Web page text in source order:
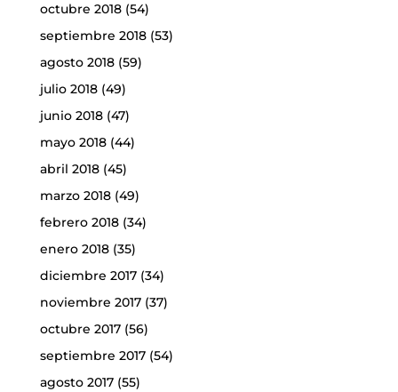
octubre 2018(54)
septiembre 2018(53)
agosto 2018(59)
julio 2018(49)
junio 2018(47)
mayo 2018(44)
abril 2018(45)
marzo 2018(49)
febrero 2018(34)
enero 2018(35)
diciembre 2017(34)
noviembre 2017(37)
octubre 2017(56)
septiembre 2017(54)
agosto 2017(55)